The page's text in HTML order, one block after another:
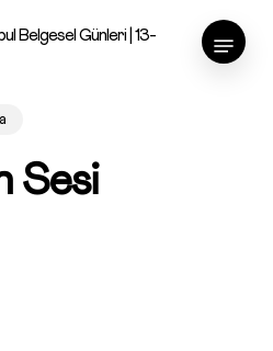
Belgesel Günleri | 13-
Menu
Sesi